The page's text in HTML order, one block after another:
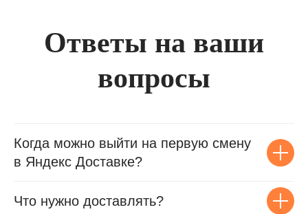
Ответы на ваши
вопросы
Когда можно выйти на первую смену
в Яндекс Доставке?
Что нужно доставлять?